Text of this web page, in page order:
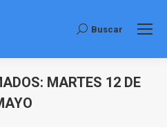
Buscar:
Buscar
MARTES 12 DE